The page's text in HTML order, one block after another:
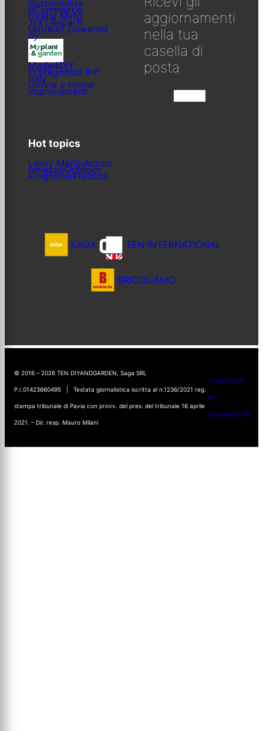
Sostenibilità
eCommerce
Digital Mktg
Tra i Reparti
Outdoorpowered
by
Made4DIY
Protagonisti IHF
Italy
Donne e Home
Improvement
Hot topics
Leroy MerlinAction
AmazonOutdoor
KingfisherPlastica
aggiornamenti
nella tua
casella di
posta
SAGA TEN INTERNATIONAL
BRICOLIAMO
© 2016 – 2026 TEN DIYANDGARDEN, Saga SRL
P.I.01423660495 | Testata giornalistica iscritta al n.1236/2021 reg.
stampa tribunale di Pavia con provv. del pres. del tribunale 16 aprile
2021. – Dir. resp. Mauro Milani
UI AND DESIGN
BY
GIUDANSKY.COM